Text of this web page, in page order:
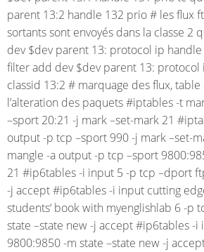
parent 13:2 handle 132 prio # les flux
sortants sont envoyés dans la classe 2
dev $dev parent 13: protocol ip
filter add dev $dev parent 13: protocol
classid 13:2 # marquage des flux,
l’alteration des paquets #iptables -t
–sport 20:21 -j mark –set-mark 21
output -p tcp –sport 990 -j mark –set-
mangle -a output -p tcp –sport
21 #ip6tables -i input 5 -p tcp –dport
-j accept #ip6tables -i input cutting
students‘ book with myenglishlab 6 -p
state –state new -j accept #ip6tables -
9800:9850 -m state –state new -j